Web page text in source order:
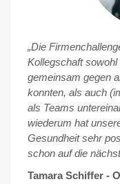
„Die
Kollegschaft
gemeinsam gegen
konnten, als auch
als Teams
wiederum hat
Gesundheit sehr
schon auf die
Tamara Schiffer -